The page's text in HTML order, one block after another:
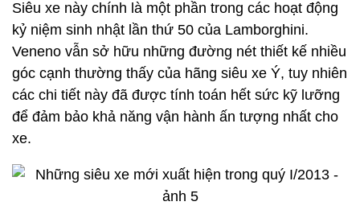
Siêu xe này chính là một phần trong các hoạt động
kỷ niệm sinh nhật lần thứ 50 của Lamborghini.
Veneno vẫn sở hữu những đường nét thiết kế nhiều
góc cạnh thường thấy của hãng siêu xe Ý, tuy nhiên
các chi tiết này đã được tính toán hết sức kỹ lưỡng
để đảm bảo khả năng vận hành ấn tượng nhất cho
xe.